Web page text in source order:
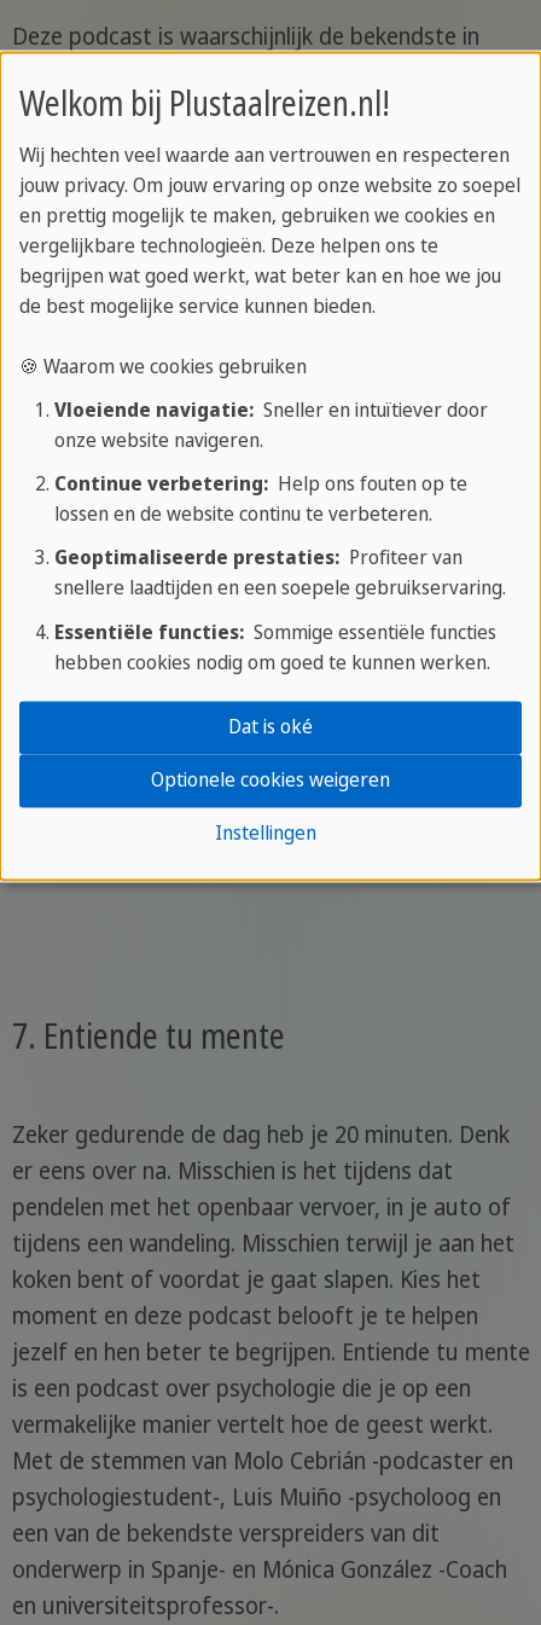
Deze podcast is waarschijnlijk de bekendste in
Uribe een Colombiaanse historica die erin geslaagd
is duizenden mensen te boeien met haar audios vol
emotie en interessante feiten. In deze podcast
vertellen ze verhalen, praten ze over cultuur,
reizen, vrede en muziek, en behandelen ze
onderwerpen van algemeen belang en voor alle
soorten volwassen publiek. De podcast is eigenlijk
de voortzetting van een werk van meer dan 20 jaar
in de Colombiaanse radio, het nemen van het aan
digitale platforms, zoals Spotify of Audible, het
uitbreiden van meer en meer de belangstelling
voor "algemene cultuur".
Oorsprong: Colombia.
7. Entiende tu mente
Zeker gedurende de dag heb je 20 minuten. Denk
er eens over na. Misschien is het tijdens dat
pendelen met het openbaar vervoer, in je auto of
tijdens een wandeling. Misschien terwijl je aan het
koken bent of voordat je gaat slapen. Kies het
moment en deze podcast belooft je te helpen
jezelf en hen beter te begrijpen. Entiende tu mente
is een podcast over psychologie die je op een
vermakelijke manier vertelt hoe de geest werkt.
Met de stemmen van Molo Cebrián -podcaster en
psychologiestudent-, Luis Muiño -psycholoog en
een van de bekendste verspreiders van dit
onderwerp in Spanje- en Mónica González -Coach
en universiteitsprofessor-.
Welkom bij Plustaalreizen.nl!
Wij hechten veel waarde aan vertrouwen en respecteren
jouw privacy. Om jouw ervaring op onze website zo soepel
en prettig mogelijk te maken, gebruiken we cookies en
vergelijkbare technologieën. Deze helpen ons te
begrijpen wat goed werkt, wat beter kan en hoe we jou
de best mogelijke service kunnen bieden.
🍪 Waarom we cookies gebruiken
Vloeiende navigatie:Sneller en intuïtiever door
onze website navigeren.
Continue verbetering:Help ons fouten op te
lossen en de website continu te verbeteren.
Geoptimaliseerde prestaties:Profiteer van
snellere laadtijden en een soepele gebruikservaring.
Essentiële functies:Sommige essentiële functies
hebben cookies nodig om goed te kunnen werken.
Instellingen
Optionele cookies weigeren
Dat is oké